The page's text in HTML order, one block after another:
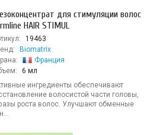
для стимуляции волос
HAIR STIMUL
19463
Biomatrix
Франция
6 мл
ингредиенты обеспечивают
волосистой части головы,
роста волос. Улучшают обменные